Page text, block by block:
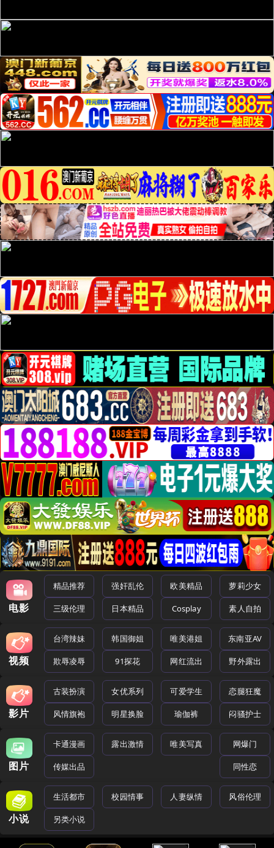
电影
精品推荐 强奸乱伦 欧美精品 萝莉少女
三级伦理 日本精品 Cosplay 素人自拍
视频
台湾辣妹 韩国御姐 唯美港姐 东南亚AV
欺辱凌辱 91探花 网红流出 野外露出
影片
古装扮演 女优系列 可爱学生 恋腿狂魔
风情旗袍 明星换脸 瑜伽裤 闷骚护士
图片
卡通漫画 露出激情 唯美写真 网爆门
传媒出品 同性恋
小说
生活都市 校园情事 人妻纵情 风俗伦理
另类小说